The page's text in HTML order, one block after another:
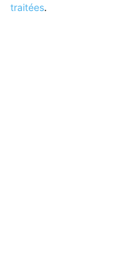
traitées.